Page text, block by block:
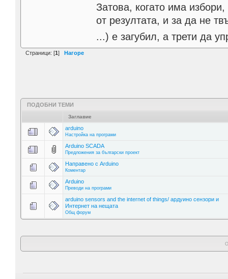
Затова, когато има
от резултата, и за да не
...) е загубил, а трети да
Страници: [1 ] Нагоре
ПОДОБНИ ТЕМИ
Заглавие
arduino
Настройка на програми
Arduino SCADA
Предложения за български проект
Направено с Arduino
Коментар
Arduino
Преводи на програми
arduino sensors and the internet of things/ ардуино сензори и
Интернет на нещата
Общ форум